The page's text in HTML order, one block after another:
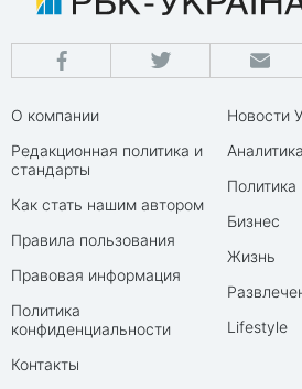
О компании
Редакционная политика и
стандарты
Как стать нашим автором
Правила пользования
Правовая информация
Политика
конфиденциальности
Контакты
Новости
Аналитика
Политика
Бизнес
Жизнь
Lifestyle